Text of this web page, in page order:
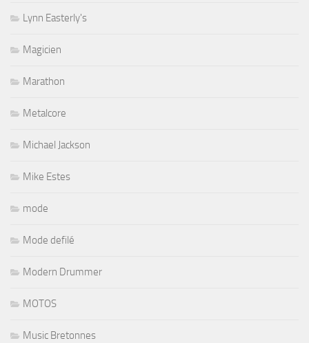
Lynn Easterly's
Magicien
Marathon
Metalcore
Michael Jackson
Mike Estes
mode
Mode defilé
Modern Drummer
MOTOS
Music Bretonnes